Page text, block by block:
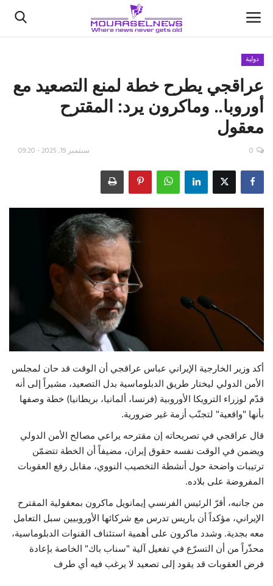
الأخبار
كتّابنا
السعودية
اقتصاد
علوم وتكنولوجيا
دولية
عراقجي يطرح خطة لمنع التصعيد مع
أوروبا.. وماكرون يرد: المقترح
معقول
سبتمبر 19, 2025 - 09:20 0
أكد وزير الخارجية الإيراني عباس عراقجي أن الوقت قد حان لمجلس
الأمن الدولي ليختار طريق الدبلوماسية بدل التصعيد، مشيراً إلى أنه
قدّم لوزراء الترويكا الأوروبية (فرنسا، ألمانيا، بريطانيا) خطة وصفها
بأنها "واقعية" لتجنّب أزمة غير ضرورية.
قال عراقجي في تصريحاته إن مقترحه يراعي مصالح الأمن الدولي
ويضمن في الوقت نفسه حقوق إيران، مضيفاً أن الخطة تتضمّن
ترتيبات واضحة حول أنشطة التخصيب النووي، مقابل رفع العقوبات
المفروضة على بلاده.
من جانبه، أقرّ الرئيس الفرنسي إيمانويل ماكرون بمعقولية المقترح
الإيراني، مؤكداً أن باريس تدرس مع شركائها الأوروبيين سبل التعامل
معه بجدية. وشدد ماكرون على أهمية استئناف القنوات الدبلوماسية،
محذّراً من أن التسرّع في تفعيل آلية "سناب باك" الخاصة بإعادة
فرض العقوبات قد يقود إلى تصعيد لا يرغب فيه أي طرف